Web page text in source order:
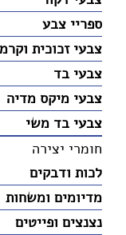
ספריי צבע
צבעי זכוכית
צבעי בד
צבעי מיקס מדיה
צבעי בד משי
חומרי יצירה
לכות ודבקים
מדיומים ומשחות
נצנצים ופייטים